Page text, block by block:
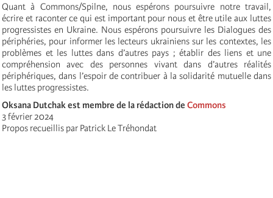
Quant à Commons/Spilne, nous espérons poursuivre notre travail,
écrire et raconter ce qui est important pour nous et être utile aux luttes
progressistes en Ukraine. Nous espérons poursuivre les Dialogues des
périphéries, pour informer les lecteurs ukrainiens sur les contextes, les
problèmes et les luttes dans d’autres pays ; établir des liens et une
compréhension avec des personnes vivant dans d’autres réalités
périphériques, dans l’espoir de contribuer à la solidarité mutuelle dans
les luttes progressistes.
Oksana Dutchak est membre de la rédaction de Commons
3 février 2024
Propos recueillis par Patrick Le Tréhondat